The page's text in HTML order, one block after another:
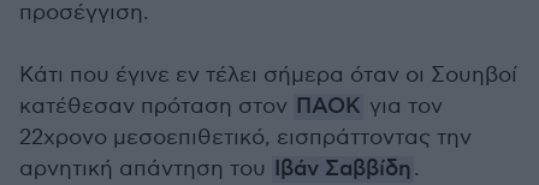
προσέγγιση.
Κάτι που έγινε εν τέλει σήμερα όταν οι Σουηβοί
κατέθεσαν πρόταση στον ΠΑΟΚ για τον
22χρονο μεσοεπιθετικό, εισπράττοντας την
αρνητική απάντηση του Ιβάν Σαββίδη.